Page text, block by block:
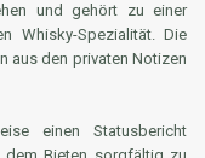
und gehört zu einer
Whisky-Spezialität. Die
aus den privaten Notizen
einen Statusbericht